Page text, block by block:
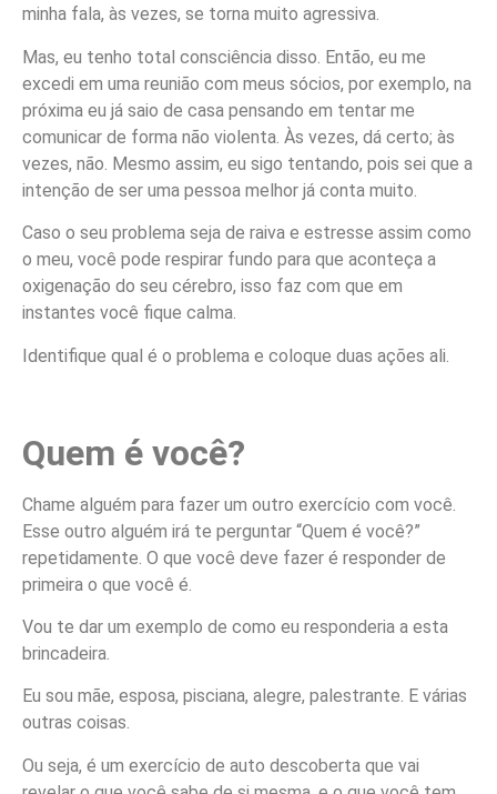
minha fala, às vezes, se torna muito agressiva.
Mas, eu tenho total consciência disso. Então, eu me
excedi em uma reunião com meus sócios, por exemplo, na
próxima eu já saio de casa pensando em tentar me
comunicar de forma não violenta. Às vezes, dá certo; às
vezes, não. Mesmo assim, eu sigo tentando, pois sei que a
intenção de ser uma pessoa melhor já conta muito.
Caso o seu problema seja de raiva e estresse assim como
o meu, você pode respirar fundo para que aconteça a
oxigenação do seu cérebro, isso faz com que em
instantes você fique calma.
Identifique qual é o problema e coloque duas ações ali.
Quem é você?
Chame alguém para fazer um outro exercício com você.
Esse outro alguém irá te perguntar “Quem é você?”
repetidamente. O que você deve fazer é responder de
primeira o que você é.
Vou te dar um exemplo de como eu responderia a esta
brincadeira.
Eu sou mãe, esposa, pisciana, alegre, palestrante. E várias
outras coisas.
Ou seja, é um exercício de auto descoberta que vai